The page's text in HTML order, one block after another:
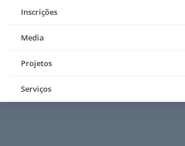
Inscrições
Media
Projetos
Serviços